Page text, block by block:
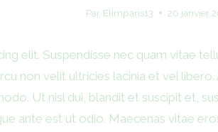
Par Elimparis13 20 janvier
elit. Suspendisse nec quam vitae
non velit ultricies lacinia et vel
Ut nisl dui, blandit et suscipit et,
ante est ut odio. Maecenas vitae